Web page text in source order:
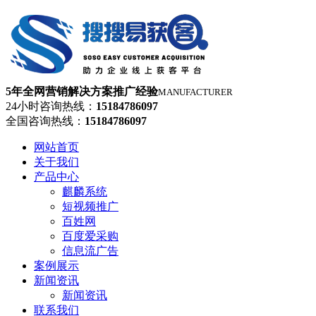
5年全网营销解决方案推广经验MANUFACTURER
24小时咨询热线： 15184786097
全国咨询热线： 15184786097
网站首页
关于我们
产品中心
麒麟系统
短视频推广
百姓网
百度爱采购
信息流广告
案例展示
新闻资讯
新闻资讯
联系我们